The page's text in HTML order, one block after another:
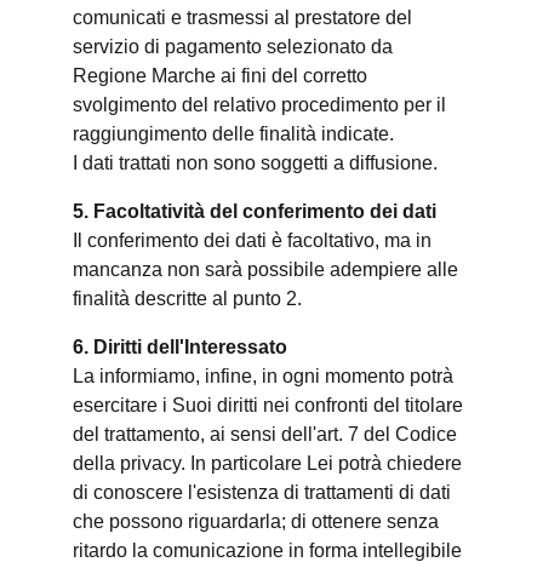
comunicati e trasmessi al prestatore del
servizio di pagamento selezionato da
Regione Marche ai fini del corretto
svolgimento del relativo procedimento per il
raggiungimento delle finalità indicate.
I dati trattati non sono soggetti a diffusione.
5. Facoltatività del conferimento dei dati
Il conferimento dei dati è facoltativo, ma in
mancanza non sarà possibile adempiere alle
finalità descritte al punto 2.
6. Diritti dell'Interessato
La informiamo, infine, in ogni momento potrà
esercitare i Suoi diritti nei confronti del titolare
del trattamento, ai sensi dell'art. 7 del Codice
della privacy. In particolare Lei potrà chiedere
di conoscere l'esistenza di trattamenti di dati
che possono riguardarla; di ottenere senza
ritardo la comunicazione in forma intellegibile